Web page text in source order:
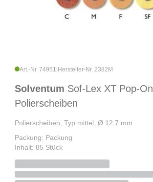
Art.-Nr. 74951 Hersteller-Nr. 2382M
Solventum Sof-Lex XT Pop-On
Polierscheiben
Polierscheiben, Typ mittel, Ø 12,7 mm
Packung: Packung
Inhalt: 85 Stück